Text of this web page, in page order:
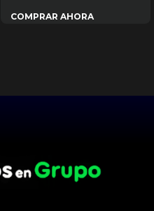
COMPRAR AHORA